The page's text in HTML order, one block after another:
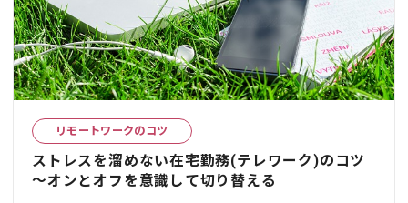
リモートワークのコツ
ストレスを溜めない在宅勤務(テレワーク)のコツ
～オンとオフを意識して切り替える